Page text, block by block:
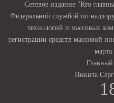
Сетевое издание "Кто
Федеральной службой по
технологий и массовых
регистрации средств массовой
марта
Главный
Никита